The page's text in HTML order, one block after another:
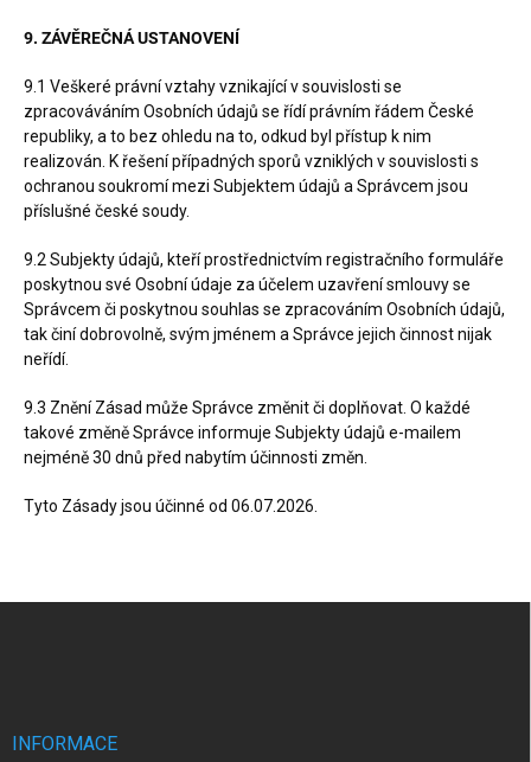
9. ZÁVĚREČNÁ USTANOVENÍ
9.1 Veškeré právní vztahy vznikající v souvislosti se
zpracováváním Osobních údajů se řídí právním řádem České
republiky, a to bez ohledu na to, odkud byl přístup k nim
realizován. K řešení případných sporů vzniklých v souvislosti s
ochranou soukromí mezi Subjektem údajů a Správcem jsou
příslušné české soudy.
9.2 Subjekty údajů, kteří prostřednictvím registračního formuláře
poskytnou své Osobní údaje za účelem uzavření smlouvy se
Správcem či poskytnou souhlas se zpracováním Osobních údajů,
tak činí dobrovolně, svým jménem a Správce jejich činnost nijak
neřídí.
9.3 Znění Zásad může Správce změnit či doplňovat. O každé
takové změně Správce informuje Subjekty údajů e-mailem
nejméně 30 dnů před nabytím účinnosti změn.
Tyto Zásady jsou účinné od 06.07.2026.
INFORMACE